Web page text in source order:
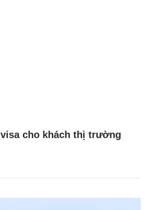
cho khách thị trường